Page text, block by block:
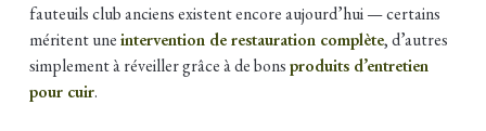
fauteuils club anciens existent encore aujourd’hui — certains
méritent uneintervention de restauration complète, d’autres
simplement à réveiller grâce à de bonsproduits d’entretien
pour cuir.